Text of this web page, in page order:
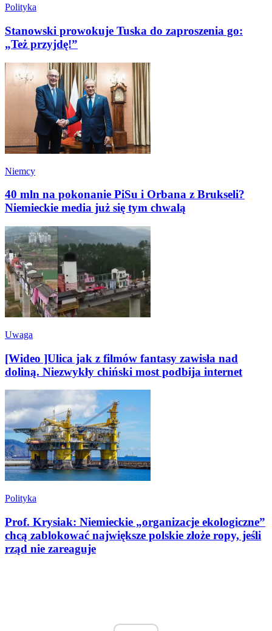
Polityka
Stanowski prowokuje Tuska do zaproszenia go:
„Też przyjdę!”
Niemcy
40 mln na pokonanie PiSu i Orbana z Brukseli?
Niemieckie media już się tym chwalą
Uwaga
[Wideo ]Ulica jak z filmów fantasy zawisła nad
doliną. Niezwykły chiński most podbija internet
Polityka
Prof. Krysiak: Niemieckie „organizacje ekologiczne”
chcą zablokować największe polskie złoże ropy, jeśli
rząd nie zareaguje